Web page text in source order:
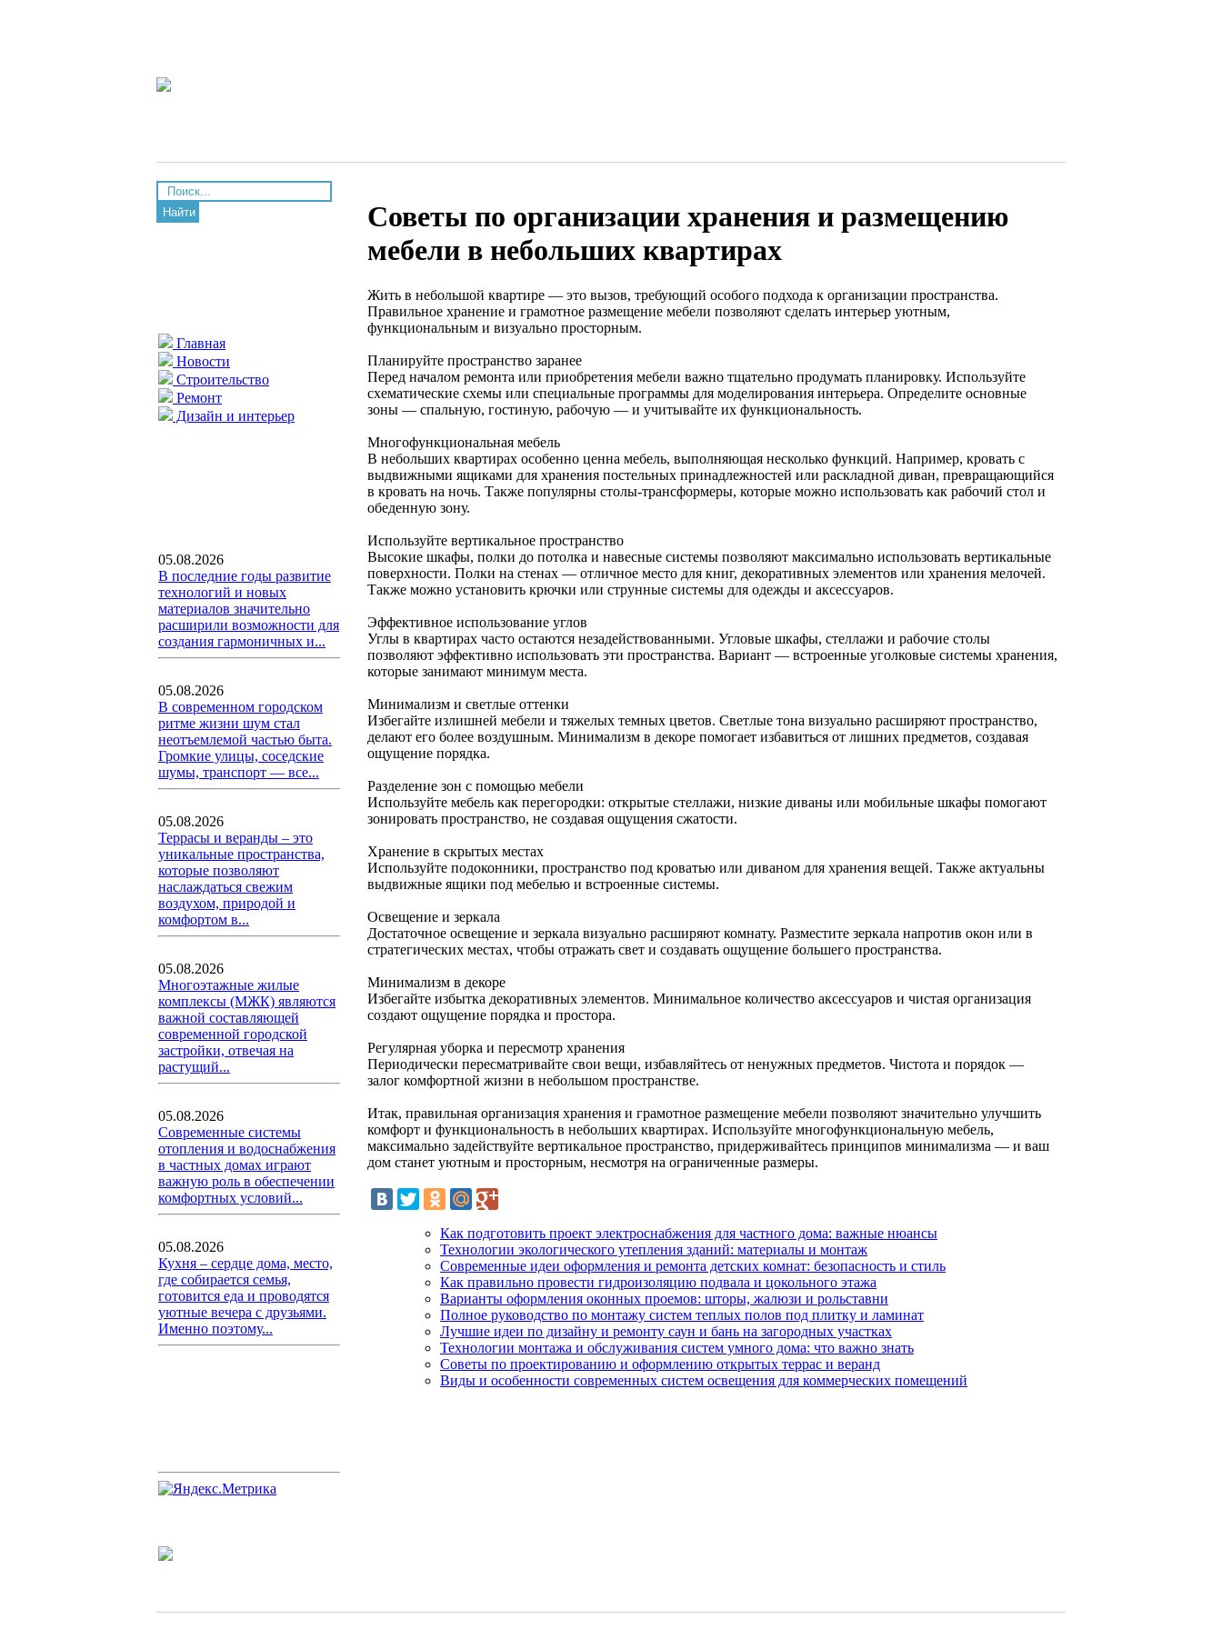
Найти
Главная
Новости
Строительство
Ремонт
Дизайн и интерьер
05.08.2026
В последние годы развитие
технологий и новых
материалов значительно
расширили возможности для
создания гармоничных и...
05.08.2026
В современном городском
ритме жизни шум стал
неотъемлемой частью быта.
Громкие улицы, соседские
шумы, транспорт — все...
05.08.2026
Террасы и веранды – это
уникальные пространства,
которые позволяют
наслаждаться свежим
воздухом, природой и
комфортом в...
05.08.2026
Многоэтажные жилые
комплексы (МЖК) являются
важной составляющей
современной городской
застройки, отвечая на
растущий...
05.08.2026
Современные системы
отопления и водоснабжения
в частных домах играют
важную роль в обеспечении
комфортных условий...
05.08.2026
Кухня – сердце дома, место,
где собирается семья,
готовится еда и проводятся
уютные вечера с друзьями.
Именно поэтому...
Советы по организации хранения и размещению
мебели в небольших квартирах
Жить в небольшой квартире — это вызов, требующий особого подхода к организации пространства.
Правильное хранение и грамотное размещение мебели позволяют сделать интерьер уютным,
функциональным и визуально просторным.
Планируйте пространство заранее
Перед началом ремонта или приобретения мебели важно тщательно продумать планировку. Используйте
схематические схемы или специальные программы для моделирования интерьера. Определите основные
зоны — спальную, гостиную, рабочую — и учитывайте их функциональность.
Многофункциональная мебель
В небольших квартирах особенно ценна мебель, выполняющая несколько функций. Например, кровать с
выдвижными ящиками для хранения постельных принадлежностей или раскладной диван, превращающийся
в кровать на ночь. Также популярны столы-трансформеры, которые можно использовать как рабочий стол и
обеденную зону.
Используйте вертикальное пространство
Высокие шкафы, полки до потолка и навесные системы позволяют максимально использовать вертикальные
поверхности. Полки на стенах — отличное место для книг, декоративных элементов или хранения мелочей.
Также можно установить крючки или струнные системы для одежды и аксессуаров.
Эффективное использование углов
Углы в квартирах часто остаются незадействованными. Угловые шкафы, стеллажи и рабочие столы
позволяют эффективно использовать эти пространства. Вариант — встроенные уголковые системы хранения,
которые занимают минимум места.
Минимализм и светлые оттенки
Избегайте излишней мебели и тяжелых темных цветов. Светлые тона визуально расширяют пространство,
делают его более воздушным. Минимализм в декоре помогает избавиться от лишних предметов, создавая
ощущение порядка.
Разделение зон с помощью мебели
Используйте мебель как перегородки: открытые стеллажи, низкие диваны или мобильные шкафы помогают
зонировать пространство, не создавая ощущения сжатости.
Хранение в скрытых местах
Используйте подоконники, пространство под кроватью или диваном для хранения вещей. Также актуальны
выдвижные ящики под мебелью и встроенные системы.
Освещение и зеркала
Достаточное освещение и зеркала визуально расширяют комнату. Разместите зеркала напротив окон или в
стратегических местах, чтобы отражать свет и создавать ощущение большего пространства.
Минимализм в декоре
Избегайте избытка декоративных элементов. Минимальное количество аксессуаров и чистая организация
создают ощущение порядка и простора.
Регулярная уборка и пересмотр хранения
Периодически пересматривайте свои вещи, избавляйтесь от ненужных предметов. Чистота и порядок —
залог комфортной жизни в небольшом пространстве.
Итак, правильная организация хранения и грамотное размещение мебели позволяют значительно улучшить
комфорт и функциональность в небольших квартирах. Используйте многофункциональную мебель,
максимально задействуйте вертикальное пространство, придерживайтесь принципов минимализма — и ваш
дом станет уютным и просторным, несмотря на ограниченные размеры.
Как подготовить проект электроснабжения для частного дома: важные нюансы
Технологии экологического утепления зданий: материалы и монтаж
Современные идеи оформления и ремонта детских комнат: безопасность и стиль
Как правильно провести гидроизоляцию подвала и цокольного этажа
Варианты оформления оконных проемов: шторы, жалюзи и рольставни
Полное руководство по монтажу систем теплых полов под плитку и ламинат
Лучшие идеи по дизайну и ремонту саун и бань на загородных участках
Технологии монтажа и обслуживания систем умного дома: что важно знать
Советы по проектированию и оформлению открытых террас и веранд
Виды и особенности современных систем освещения для коммерческих помещений